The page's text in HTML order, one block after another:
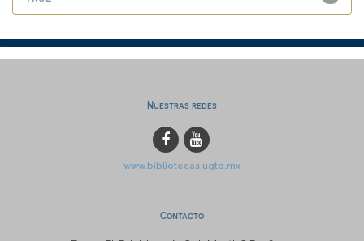
Nuestras redes
www.bibliotecas.ugto.mx
Contacto